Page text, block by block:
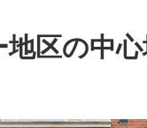
区の中